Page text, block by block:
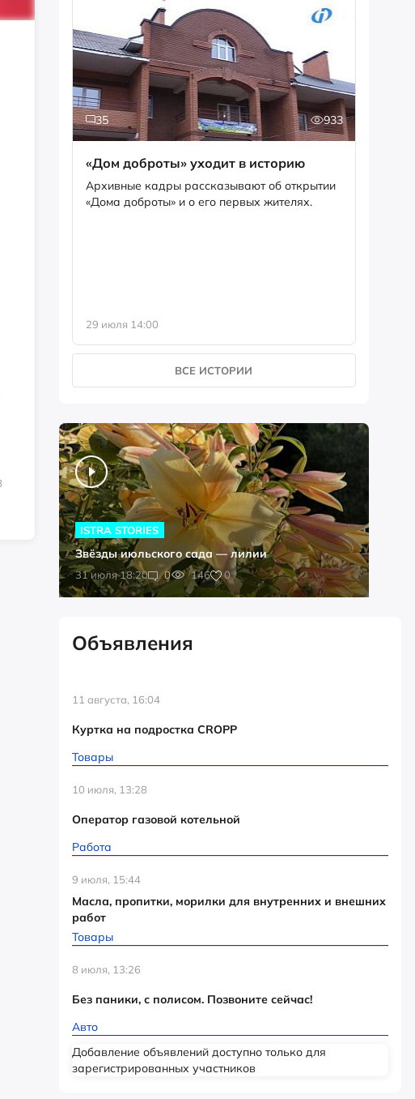
35 933
«Дом доброты» уходит в историю
Архивные кадры рассказывают об открытии
«Дома доброты» и о его первых жителях.
29 июля 14:00
ВСЕ ИСТОРИИ
31 июля 18:20 0 146 0
ISTRA STORIES
Звёзды июльского сада — лилии
Объявления
11 августа, 16:04
Куртка на подростка CROPP
Товары
10 июля, 13:28
Оператор газовой котельной
Работа
9 июля, 15:44
Масла, пропитки, морилки для внутренних и внешних
работ
Товары
8 июля, 13:26
Без паники, с полисом. Позвоните сейчас!
Авто
Добавление объявлений доступно только для
зарегистрированных участников